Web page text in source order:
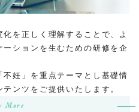
を正しく理解することで、よ
ションを生むための研修を企
妊」を重点テーマとし基礎情
ンツをご提供いたします。
More